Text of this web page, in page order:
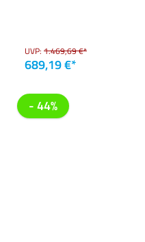
UVP: 1.469,69 €*
689,19 €*
- 44%